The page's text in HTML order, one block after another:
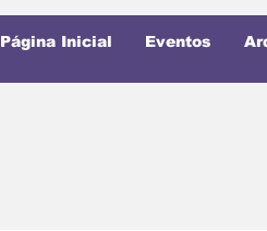
Página Inicial Eventos